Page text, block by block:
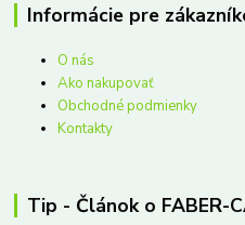
Informácie pre
O nás
Ako nakupovať
Obchodné podmienky
Kontakty
Tip - Článok o FABER-